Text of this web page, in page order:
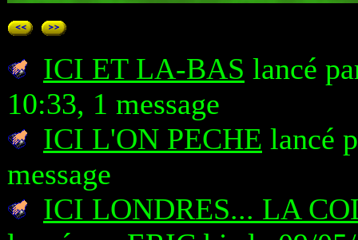
ICI ET LA-BAS lancé
10:33, 1 message
ICI L'ON PECHE lancé
message
ICI LONDRES... LA